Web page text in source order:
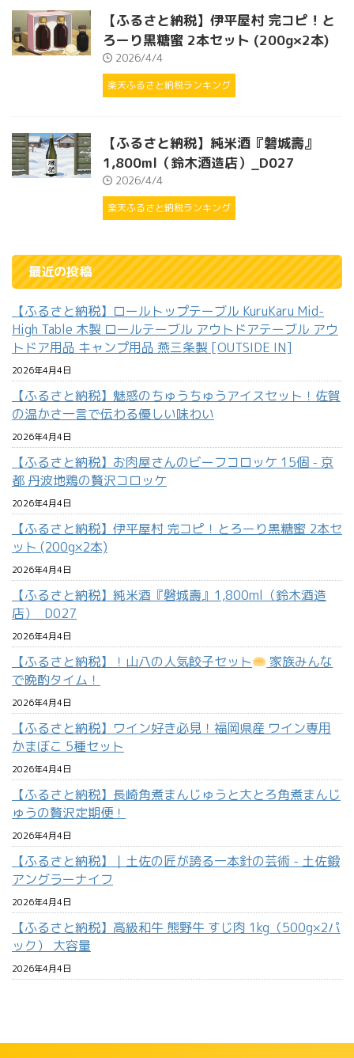
【ふるさと納税】伊平屋村 完コピ！と
ろーり黒糖蜜 2本セット (200g×2本)
2026/4/4
楽天ふるさと納税ランキング
【ふるさと納税】純米酒『磐城壽』
1,800ml（鈴木酒造店）_D027
2026/4/4
楽天ふるさと納税ランキング
最近の投稿
【ふるさと納税】ロールトップテーブル KuruKaru Mid-
High Table 木製 ロールテーブル アウトドアテーブル アウ
トドア用品 キャンプ用品 燕三条製 [OUTSIDE IN]
2026年4月4日
【ふるさと納税】魅惑のちゅうちゅうアイスセット！佐賀
の温かさ一言で伝わる優しい味わい
2026年4月4日
【ふるさと納税】お肉屋さんのビーフコロッケ 15個 - 京
都 丹波地鶏の贅沢コロッケ
2026年4月4日
【ふるさと納税】伊平屋村 完コピ！とろーり黒糖蜜 2本セ
ット (200g×2本)
2026年4月4日
【ふるさと納税】純米酒『磐城壽』1,800ml（鈴木酒造
店）_D027
2026年4月4日
【ふるさと納税】！山八の人気餃子セット
家族みんな
で晩酌タイム！
2026年4月4日
【ふるさと納税】ワイン好き必見！福岡県産 ワイン専用
かまぼこ 5種セット
2026年4月4日
【ふるさと納税】長崎角煮まんじゅうと大とろ角煮まんじ
ゅうの贅沢定期便！
2026年4月4日
【ふるさと納税】｜土佐の匠が誇る一本針の芸術 - 土佐鍛
アングラーナイフ
2026年4月4日
【ふるさと納税】高級和牛 熊野牛 すじ肉 1kg（500g×2パ
ック） 大容量
2026年4月4日